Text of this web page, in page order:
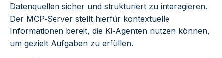
Datenquellen sicher und strukturiert zu interagieren.
Der MCP‑Server stellt hierfür kontextuelle
Informationen bereit, die KI‑Agenten nutzen können,
um gezielt Aufgaben zu erfüllen.